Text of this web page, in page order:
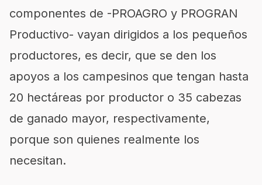
componentes de -PROAGRO y PROGRAN
Productivo- vayan dirigidos a los pequeños
productores, es decir, que se den los
apoyos a los campesinos que tengan hasta
20 hectáreas por productor o 35 cabezas
de ganado mayor, respectivamente,
porque son quienes realmente los
necesitan.